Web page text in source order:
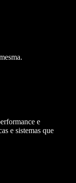
e
e sistemas que